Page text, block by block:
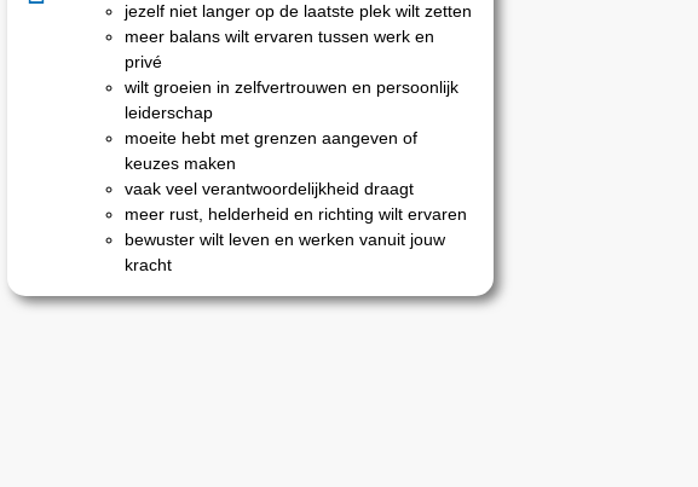
jezelf niet langer op de laatste plek wilt zetten
meer balans wilt ervaren tussen werk en
privé
wilt groeien in zelfvertrouwen en persoonlijk
leiderschap
moeite hebt met grenzen aangeven of
keuzes maken
vaak veel verantwoordelijkheid draagt
meer rust, helderheid en richting wilt ervaren
bewuster wilt leven en werken vanuit jouw
kracht